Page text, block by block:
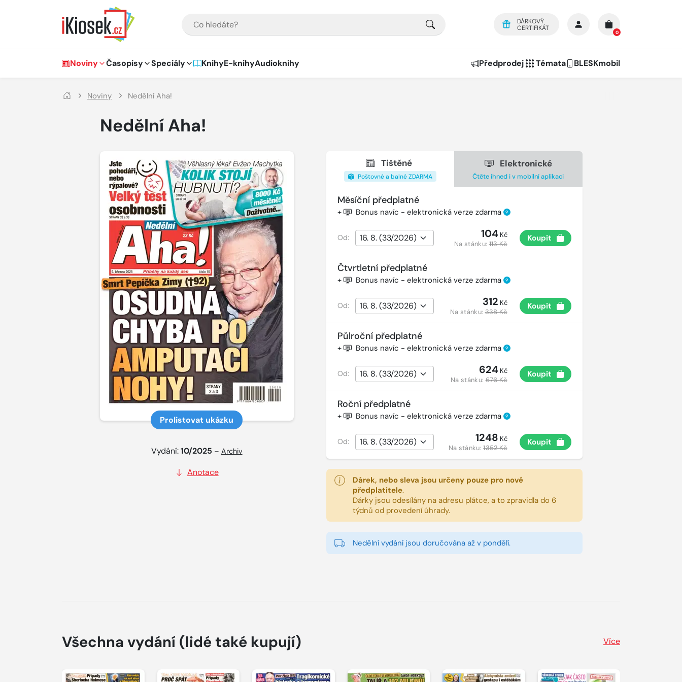
DÁRKOVÝ
CERTIFIKÁT
0
Hlavní navigace
Noviny Časopisy Speciály KnihyE-knihyAudioknihy Předprodej Témata BLESKmobil
Noviny Nedělní Aha!
Nedělní Aha!
Prolistovat ukázku
Vydání:10/2025 – Archiv
Anotace
Tištěné
Poštovné a balné ZDARMA
Elektronické
Čtěte ihned i v mobilní aplikaci
Měsíční předplatné
+ Bonus navíc - elektronická verze zdarma ?
Od: 104Kč
Na stánku:113 Kč
Koupit
Čtvrtletní předplatné
+ Bonus navíc - elektronická verze zdarma ?
Od: 312 Kč
Na stánku:338 Kč
Koupit
Půlroční předplatné
+ Bonus navíc - elektronická verze zdarma ?
Od: 624Kč
Na stánku:676 Kč
Koupit
Roční předplatné
+ Bonus navíc - elektronická verze zdarma ?
Od: 1248 Kč
Na stánku:1352 Kč
Koupit
Dárek, nebo sleva jsou určeny pouze pro nové
předplatitele.
Dárky jsou odesílány na adresu plátce, a to zpravidla do 6
týdnů od provedení úhrady.
Nedělní vydání jsou doručována až v pondělí.
Všechna vydání (lidé také kupují) Více